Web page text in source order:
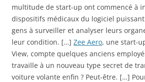
multitude de start-up ont commencé à
dispositifs médicaux du logiciel
gens à surveiller et analyser leurs
leur condition. […] Zee Aero, une start-
View, compte quelques anciens
travaille à un nouveau type secret de
voiture volante enfin ? Peut-être. […]